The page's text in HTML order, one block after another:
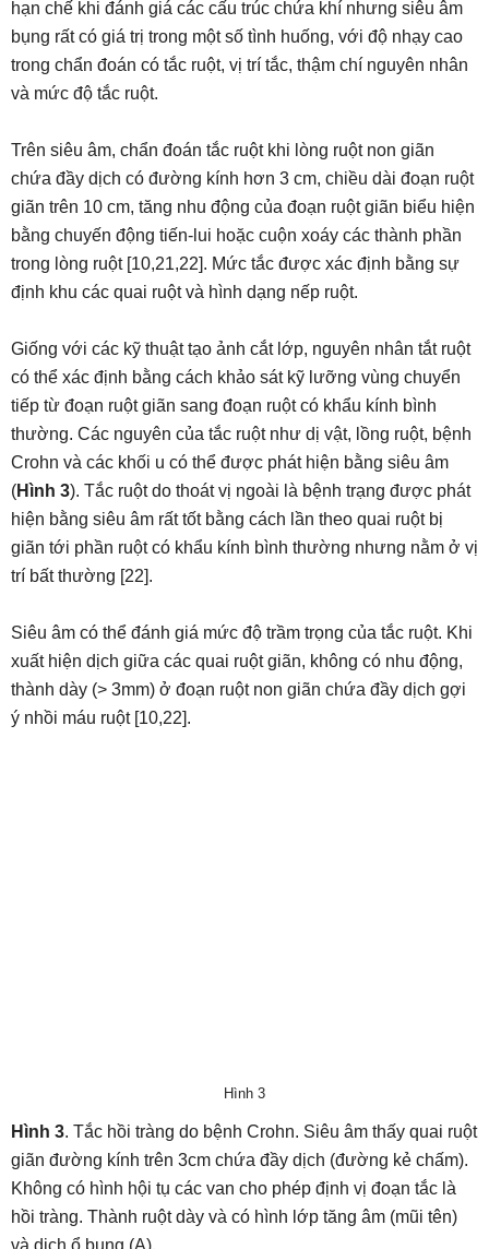
hạn chế khi đánh giá các cấu trúc chứa khí nhưng siêu âm
bụng rất có giá trị trong một số tình huống, với độ nhạy cao
trong chẩn đoán có tắc ruột, vị trí tắc, thậm chí nguyên nhân
và mức độ tắc ruột.
Trên siêu âm, chẩn đoán tắc ruột khi lòng ruột non giãn
chứa đầy dịch có đường kính hơn 3 cm, chiều dài đoạn ruột
giãn trên 10 cm, tăng nhu động của đoạn ruột giãn biểu hiện
bằng chuyến động tiến-lui hoặc cuộn xoáy các thành phần
trong lòng ruột [10,21,22]. Mức tắc được xác định bằng sự
định khu các quai ruột và hình dạng nếp ruột.
Giống với các kỹ thuật tạo ảnh cắt lớp, nguyên nhân tắt ruột
có thể xác định bằng cách khảo sát kỹ lưỡng vùng chuyển
tiếp từ đoạn ruột giãn sang đoạn ruột có khẩu kính bình
thường. Các nguyên của tắc ruột như dị vật, lồng ruột, bệnh
Crohn và các khối u có thể được phát hiện bằng siêu âm
(Hình 3). Tắc ruột do thoát vị ngoài là bệnh trạng được phát
hiện bằng siêu âm rất tốt bằng cách lần theo quai ruột bị
giãn tới phần ruột có khẩu kính bình thường nhưng nằm ở vị
trí bất thường [22].
Siêu âm có thể đánh giá mức độ trầm trọng của tắc ruột. Khi
xuất hiện dịch giữa các quai ruột giãn, không có nhu động,
thành dày (> 3mm) ở đoạn ruột non giãn chứa đầy dịch gợi
ý nhồi máu ruột [10,22].
Hình 3
Hình 3. Tắc hồi tràng do bệnh Crohn. Siêu âm thấy quai ruột
giãn đường kính trên 3cm chứa đầy dịch (đường kẻ chấm).
Không có hình hội tụ các van cho phép định vị đoạn tắc là
hồi tràng. Thành ruột dày và có hình lớp tăng âm (mũi tên)
và dịch ổ bụng (A).